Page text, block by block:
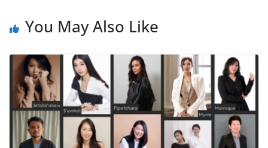
You May Also Like